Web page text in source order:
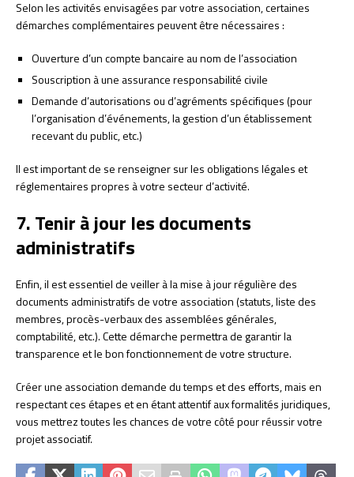
Selon les activités envisagées par votre association, certaines
démarches complémentaires peuvent être nécessaires :
Ouverture d’un compte bancaire au nom de l’association
Souscription à une assurance responsabilité civile
Demande d’autorisations ou d’agréments spécifiques (pour
l’organisation d’événements, la gestion d’un établissement
recevant du public, etc.)
Il est important de se renseigner sur les obligations légales et
réglementaires propres à votre secteur d’activité.
7. Tenir à jour les documents
administratifs
Enfin, il est essentiel de veiller à la mise à jour régulière des
documents administratifs de votre association (statuts, liste des
membres, procès-verbaux des assemblées générales,
comptabilité, etc.). Cette démarche permettra de garantir la
transparence et le bon fonctionnement de votre structure.
Créer une association demande du temps et des efforts, mais en
respectant ces étapes et en étant attentif aux formalités juridiques,
vous mettrez toutes les chances de votre côté pour réussir votre
projet associatif.